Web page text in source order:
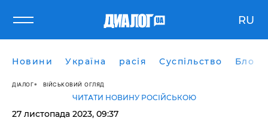
RU
Новини Україна расія Суспільство Блоги
ДІАЛОГ ВІЙСЬКОВИЙ ОГЛЯД
ЧИТАТИ НОВИНУ РОСІЙСЬКОЮ
27 листопада 2023, 09:37